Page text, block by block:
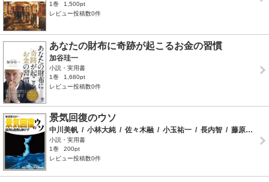
1巻
1,500pt
レビュー投稿数0件
あなたの財布に奇跡が起こるお金の習慣
加谷珪一
小説・実用書
1巻
1,680pt
レビュー投稿数0件
景気回復のウソ
中川美帆 / 小林大純 / 佐々木融 / 小玉祐一 / 長内智 / 藤原裕之
小説・実用書
1巻
200pt
レビュー投稿数0件